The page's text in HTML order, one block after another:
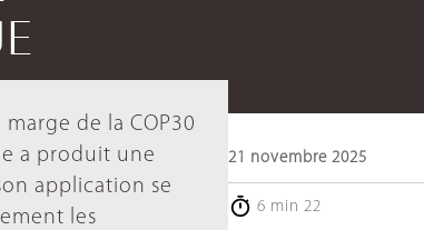
de la COP30
a produit une
application se
les
21 novembre 2025
6 min 22